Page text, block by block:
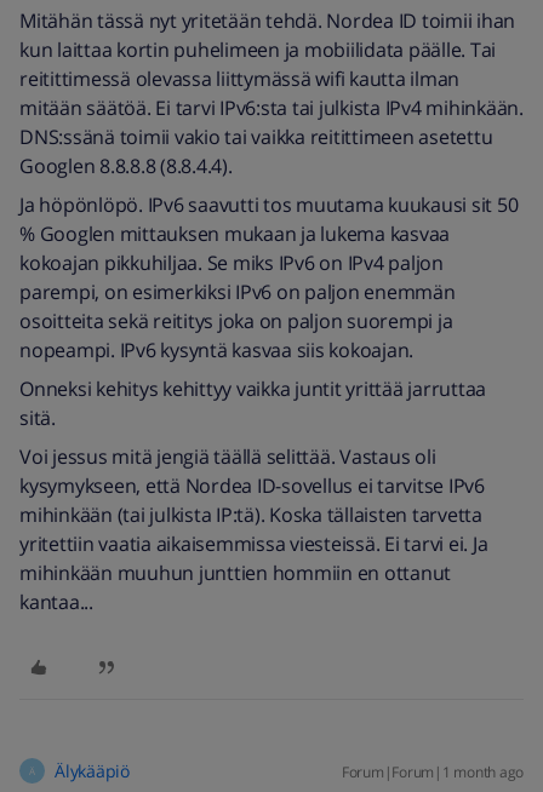
Mitähän tässä nyt yritetään tehdä. Nordea ID toimii ihan
kun laittaa kortin puhelimeen ja mobiilidata päälle. Tai
reitittimessä olevassa liittymässä wifi kautta ilman
mitään säätöä. Ei tarvi IPv6:sta tai julkista IPv4 mihinkään.
DNS:ssänä toimii vakio tai vaikka reitittimeen asetettu
Googlen 8.8.8.8 (8.8.4.4).
Ja höpönlöpö. IPv6 saavutti tos muutama kuukausi sit 50
% Googlen mittauksen mukaan ja lukema kasvaa
kokoajan pikkuhiljaa. Se miks IPv6 on IPv4 paljon
parempi, on esimerkiksi IPv6 on paljon enemmän
osoitteita sekä reititys joka on paljon suorempi ja
nopeampi. IPv6 kysyntä kasvaa siis kokoajan.
Onneksi kehitys kehittyy vaikka juntit yrittää jarruttaa
sitä.
Voi jessus mitä jengiä täällä selittää. Vastaus oli
kysymykseen, että Nordea ID-sovellus ei tarvitse IPv6
mihinkään (tai julkista IP:tä). Koska tällaisten tarvetta
yritettiin vaatia aikaisemmissa viesteissä. Ei tarvi ei. Ja
mihinkään muuhun junttien hommiin en ottanut
kantaa...
Ä Älykääpiö Forum|Forum|1 month ago